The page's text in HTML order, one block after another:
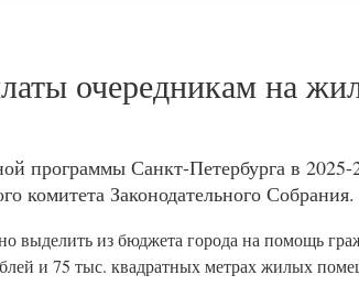
очередникам на
программы Санкт-Петербурга в 2025-
комитета Законодательного Собрания.
выделить из бюджета города на помощь
и 75 тыс. квадратных метрах жилых